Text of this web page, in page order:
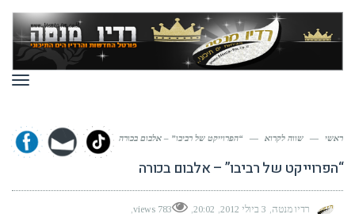
ראשי — שווה לקרוא — “הפרוייקט של רביבו” – אלבום בכורה
“הפרוייקט של רביבו” – אלבום בכורה
רדיו מנטה 3 ביולי 2012 20:02
783 views